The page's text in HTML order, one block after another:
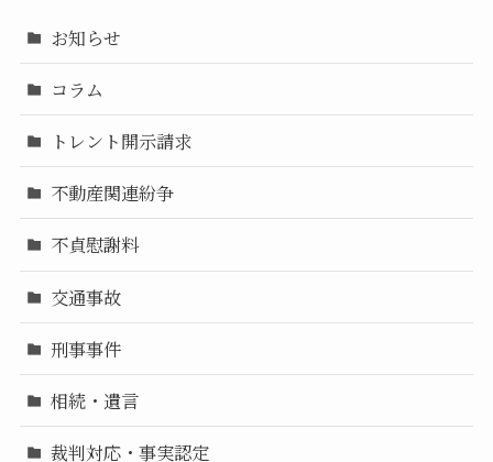
お知らせ
コラム
トレント開示請求
不動産関連紛争
不貞慰謝料
交通事故
刑事事件
相続・遺言
裁判対応・事実認定